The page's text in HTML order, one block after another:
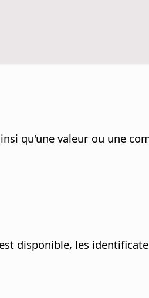
qu'une valeur ou une
disponible, les